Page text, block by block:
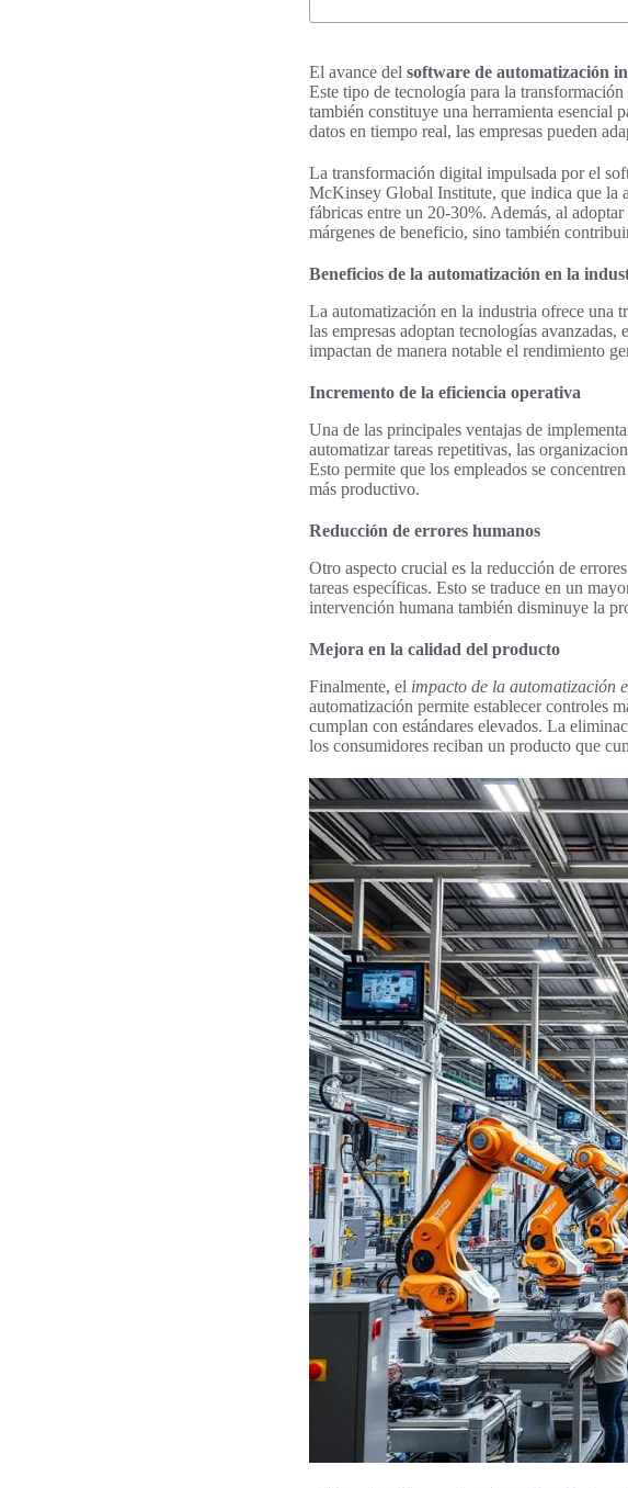
El avance del software de automatización
Este tipo de tecnología para la
también constituye una herramienta esencial
datos en tiempo real, las empresas pueden
La transformación digital impulsada por el
McKinsey Global Institute, que indica que la
fábricas entre un 20-30%. Además, al
márgenes de beneficio, sino también
Beneficios de la automatización en la
La automatización en la industria ofrece una
las empresas adoptan tecnologías avanzadas,
impactan de manera notable el rendimiento
Incremento de la eficiencia operativa
Una de las principales ventajas de
automatizar tareas repetitivas, las
Esto permite que los empleados se
más productivo.
Reducción de errores humanos
Otro aspecto crucial es la reducción de
tareas específicas. Esto se traduce en un
intervención humana también disminuye la
Mejora en la calidad del producto
Finalmente, el impacto de la automatización
automatización permite establecer controles
cumplan con estándares elevados. La
los consumidores reciban un producto que